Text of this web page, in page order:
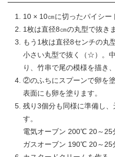
10 × 10㎝に切ったパイシー
1枚は直径8㎝の丸型で抜き
もう1枚は直径8センチの丸
小さい丸型で抜く（☆）。
り、竹串で尾の模様を描き
②のふちにスプーンで卵
表面にも卵を塗ります。
残り3個分も同様に準備し
す。
電気オーブン 200℃ 20～25
ガスオーブン 190℃ 20～25